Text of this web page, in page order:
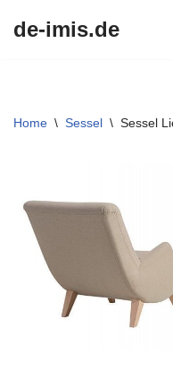
de-imis.de
Home \ Sessel \ Sessel